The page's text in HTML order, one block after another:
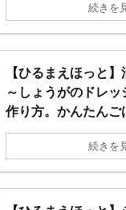
続きを
【ひるまえほっと
～しょうがのドレ
作り方。かんたんご
続きを